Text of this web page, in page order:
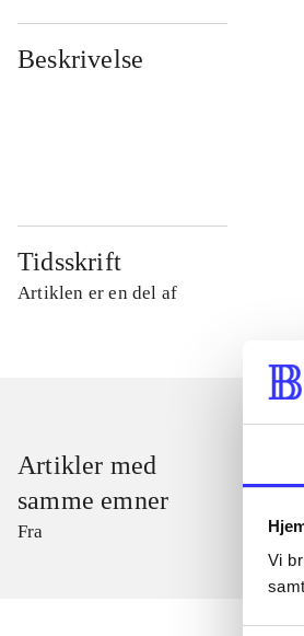
Vi
Beskrivelse
Tidsskrift
Artiklen er en del af
Artikler med
samme emner
Fra